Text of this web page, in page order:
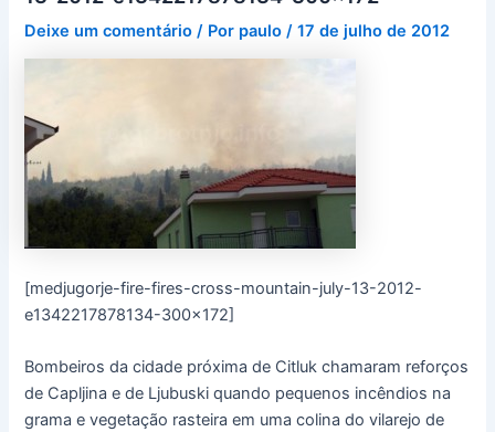
Deixe um comentário / Por paulo/17 de julho de 2012
[medjugorje-fire-fires-cross-mountain-july-13-2012-
e1342217878134-300×172]
Bombeiros da cidade próxima de Citluk chamaram reforços
de Capljina e de Ljubuski quando pequenos incêndios na
grama e vegetação rasteira em uma colina do vilarejo de